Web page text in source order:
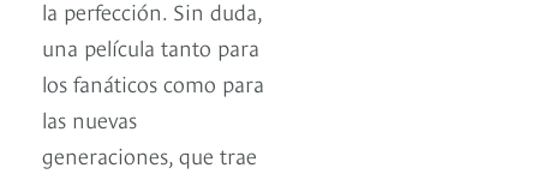
la perfección. Sin duda,
una película tanto para
los fanáticos como para
las nuevas
generaciones, que trae